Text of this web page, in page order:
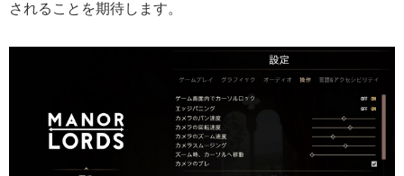
されることを期待します。